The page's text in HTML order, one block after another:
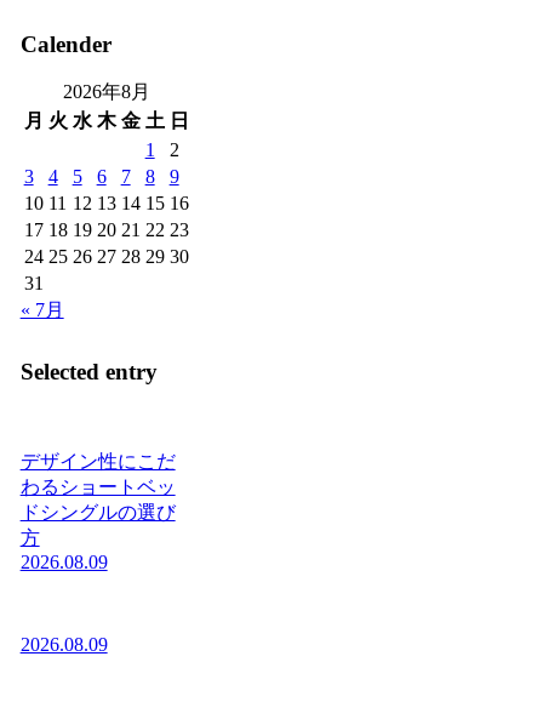
Calender
2026年8月
月 火 水 木 金 土 日
1
2
3
4 5 6 7 8
9
10 11 12 13 14 15 16
17 18 19 20 21 22 23
24 25 26 27 28 29 30
31
« 7月
Selected entry
デザイン性にこだ
わるショートベッ
ドシングルの選び
方
2026.08.09
2026.08.09